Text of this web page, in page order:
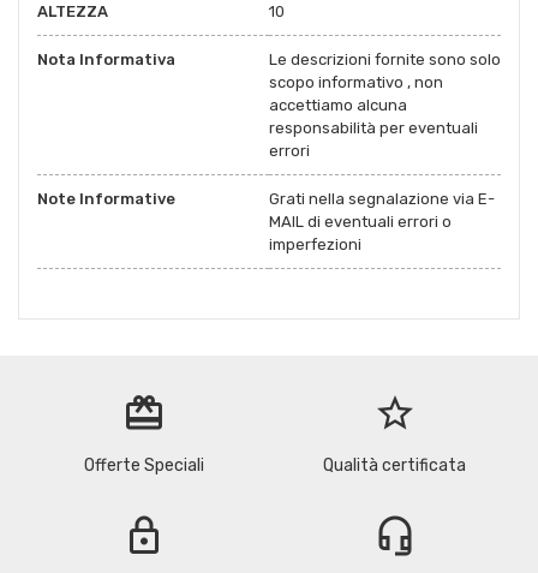
ALTEZZA 10
Nota Informativa
Le descrizioni fornite sono solo
scopo informativo , non
accettiamo alcuna
responsabilità per eventuali
errori
Note Informative
Grati nella segnalazione via E-
MAIL di eventuali errori o
imperfezioni
redeem
Offerte Speciali
star_border
Qualità certificata
lock headset_mic